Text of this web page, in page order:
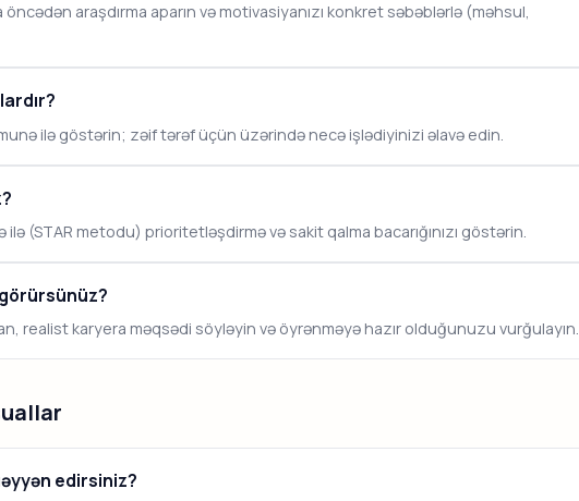
öncədən araşdırma aparın və motivasiyanızı konkret səbəblərlə (məhsul,
ilə göstərin; zəif tərəf üçün üzərində necə işlədiyinizi əlavə edin.
ilə (STAR metodu) prioritetləşdirmə və sakit qalma bacarığınızı göstərin.
realist karyera məqsədi söyləyin və öyrənməyə hazır olduğunuzu vurğulayın.
edirsiniz?